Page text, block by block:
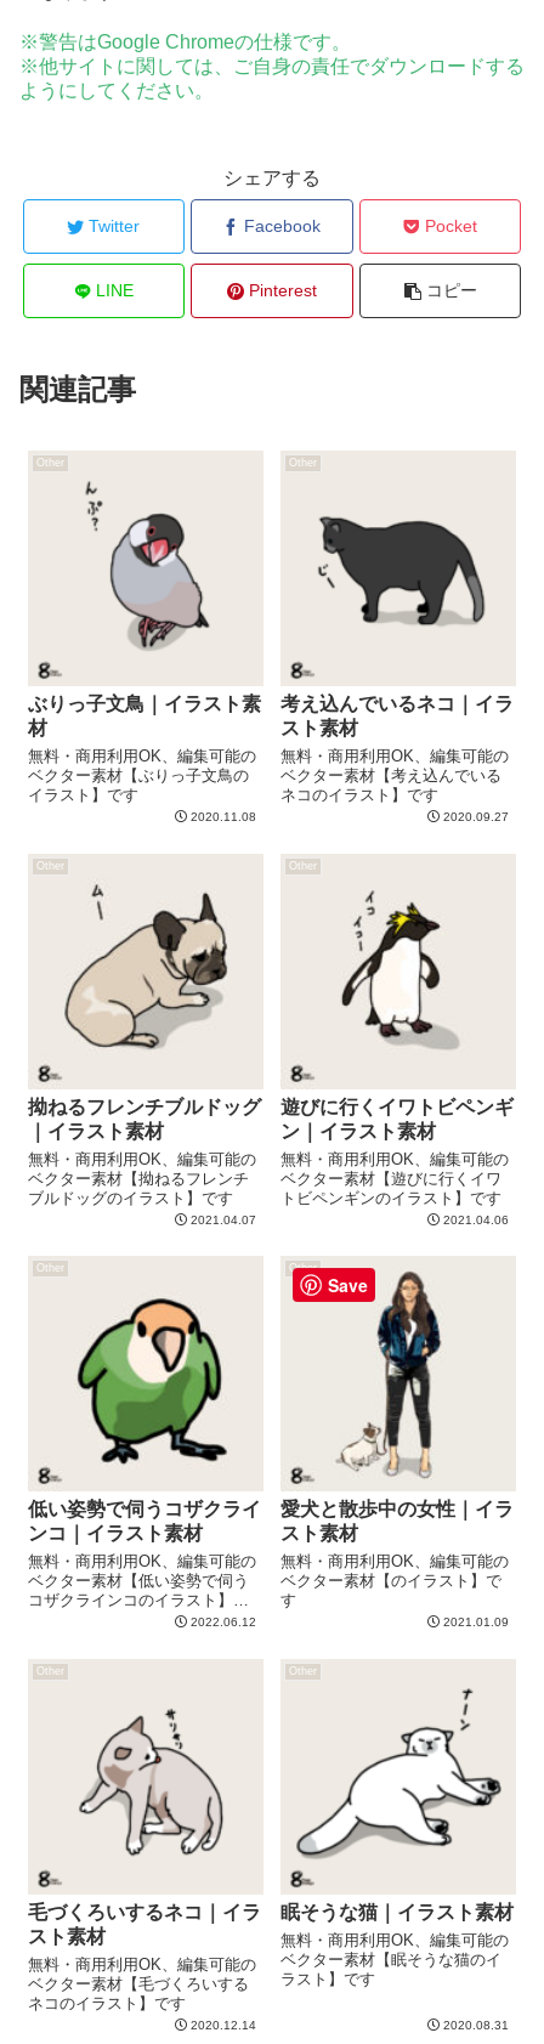
※警告はGoogle Chromeの仕様です。
※他サイトに関しては、ご自身の責任でダウンロードする
ようにしてください。
シェアする
Twitter Facebook Pocket
LINE Pinterest コピー
関連記事
Other
ぶりっ子文鳥｜イラスト素
材
無料・商用利用OK、編集可能の
ベクター素材【ぶりっ子文鳥の
イラスト】です
2020.11.08
Other
考え込んでいるネコ｜イラ
スト素材
無料・商用利用OK、編集可能の
ベクター素材【考え込んでいる
ネコのイラスト】です
2020.09.27
Other
拗ねるフレンチブルドッグ
｜イラスト素材
無料・商用利用OK、編集可能の
ベクター素材【拗ねるフレンチ
ブルドッグのイラスト】です
2021.04.07
Other
遊びに行くイワトビペンギ
ン｜イラスト素材
無料・商用利用OK、編集可能の
ベクター素材【遊びに行くイワ
トビペンギンのイラスト】です
2021.04.06
Other
低い姿勢で伺うコザクライ
ンコ｜イラスト素材
無料・商用利用OK、編集可能の
ベクター素材【低い姿勢で伺う
コザクラインコのイラスト】で
2022.06.12
Other
愛犬と散歩中の女性｜イラ
スト素材
無料・商用利用OK、編集可能の
ベクター素材【のイラスト】で
す
2021.01.09
Other
毛づくろいするネコ｜イラ
スト素材
無料・商用利用OK、編集可能の
ベクター素材【毛づくろいする
ネコのイラスト】です
2020.12.14
Other
眠そうな猫｜イラスト素材
無料・商用利用OK、編集可能の
ベクター素材【眠そうな猫のイ
ラスト】です
2020.08.31
Save